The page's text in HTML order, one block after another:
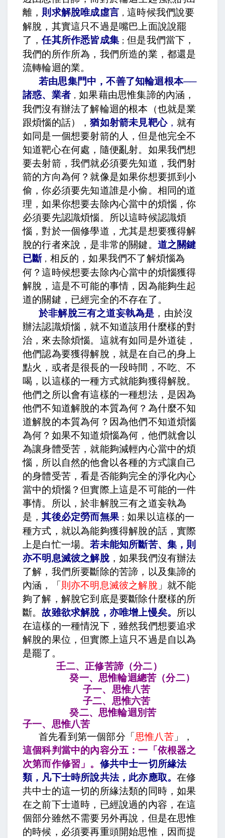
離， 則求解脫唯成虛言 ，這時候我們說要
解脫，其實這只不過是嘴巴上面說說罷
了，任其所作悉皆成集 ；但是我們當下，
我們的所作所為，我們所造的業，都還是
流轉輪迴的業。
若由思集門中，不善了知輪迴根本──
諸惑、業者 ，如果藉由思惟集諦的內涵，
我們沒有辦法了解輪迴的根本（也就是業
跟煩惱的話），猶如射箭未見靶心， 就有
如同是一個想要射箭的人，但是他完全不
知道靶心在何處，隨便亂射。如果我們想
要去射箭，我們就必須要先知道，我們射
箭的方向為何？就像是如果你想要抓到小
偷，你必須要先知道誰是小偷。相同的道
理，如果你想要去除內心當中的煩惱，你
必須要先認識煩惱。所以這時候認識煩
惱，對於一個修學道，尤其是想要獲得解
脫的行者來說，是非常的關鍵。 道之關鍵
已斷， 相反的，如果我們不了解煩惱為
何？這時候想要去除內心當中的煩惱獲得
解脫，這是不可能的事情，因為能夠生起
道的關鍵，已經完全的不存在了。
於非解脫三有之道妄執為是 ，由於沒
辦法認識煩惱，就不知道該用什麼樣的對
治，來去除煩惱。這就有如同是外道徒，
他們認為要獲得解脫，就是在自己的身上
點火，或者是很長的一段時間，不吃、不
喝，以這樣的一種方式就能夠獲得解脫。
他們之所以會有這樣的一種想法，是因為
他們不知道解脫的本質為何？為什麼不知
道解脫的本質為何？因為他們不知道煩惱
為何？如果不知道煩惱為何，他們就會以
為讓身體受苦，就能夠減輕內心當中的煩
惱，所以自然的他會以各種的方式讓自己
的身體受苦，看是否能夠完全的淨化內心
當中的煩惱？但實際上這是不可能的一件
事情。所以，於非解脫三有之道妄執為
是，其後必定勞而無果 ；如果以這樣的一
種方式，就以為能夠獲得解脫的話，實際
上是白忙一場。若未能知所斷苦、集，則
亦不明息滅彼之解脫，如果我們沒有辦法
了解，我們所要斷除的苦諦，以及集諦的
內涵，「 則亦不明息滅彼之解脫 」就不能
夠了解，解脫它到底是要斷除什麼樣的所
斷。故雖欲求解脫，亦唯增上慢矣。 所以
在這樣的一種情況下，雖然我們想要追求
解脫的果位，但實際上這只不過是自以為
是罷了。
壬二、正修苦諦（分二）
癸一、思惟輪迴總苦（分二）
子一、思惟八苦
子二、思惟六苦
癸二、思惟輪迴別苦
子一、思惟八苦
首先看到第一個部分「 思惟八苦」，
這個科判當中的內容分五：一「依根器之
次第而作修習」。 修共中士一切所緣法
類，凡下士時所說共法，此亦應取。在修
共中士的這一切的所緣法類的同時，如果
在之前下士道時，已經說過的內容，在這
個部分雖然不需要另外再說，但是在思惟
的時候，必須要再重頭開始思惟，因而提